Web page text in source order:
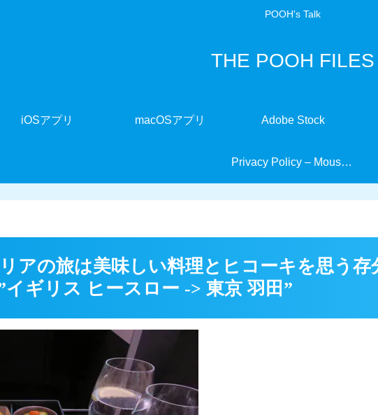
POOH's Talk
THE POOH FILES
iOSアプリ macOSアプリ Adobe Stock
Privacy Policy – MouseMate
アの旅は美味しい料理とヒコーキを思う存
イギリス ヒースロー -> 東京 羽田”